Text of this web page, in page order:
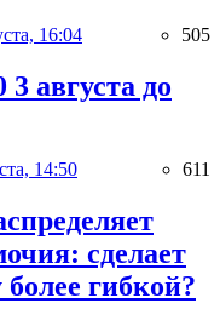
16:04 505
августа до
14:50 611
сделает
гибкой?